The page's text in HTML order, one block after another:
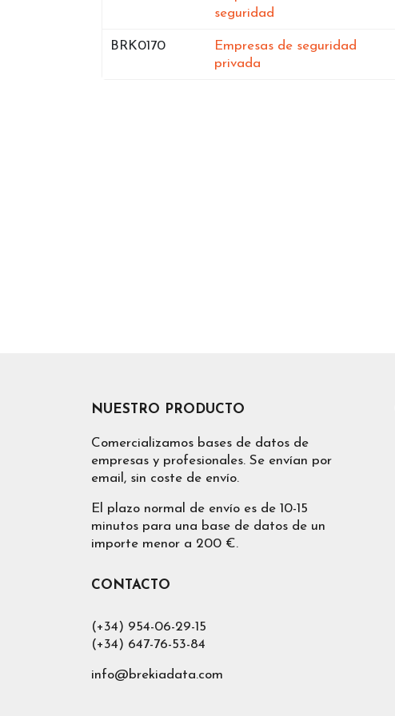
seguridad
BRK0170 Bases de datos de
Empresas de seguridad
privada
NUESTRO PRODUCTO
Comercializamos bases de datos de
empresas y profesionales. Se envían por
email, sin coste de envío.
El plazo normal de envío es de 10-15
minutos para una base de datos de un
importe menor a 200 €.
CONTACTO
(+34) 954-06-29-15
(+34) 647-76-53-84
info@brekiadata.com